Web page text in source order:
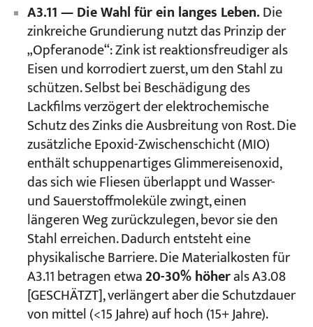
A3.11 — Die Wahl für ein langes Leben.Die
zinkreiche Grundierung nutzt das Prinzip der
„Opferanode“: Zink ist reaktionsfreudiger als
Eisen und korrodiert zuerst, um den Stahl zu
schützen. Selbst bei Beschädigung des
Lackfilms verzögert der elektrochemische
Schutz des Zinks die Ausbreitung von Rost. Die
zusätzliche Epoxid-Zwischenschicht (MIO)
enthält schuppenartiges Glimmereisenoxid,
das sich wie Fliesen überlappt und Wasser-
und Sauerstoffmoleküle zwingt, einen
längeren Weg zurückzulegen, bevor sie den
Stahl erreichen. Dadurch entsteht eine
physikalische Barriere. Die Materialkosten für
A3.11 betragen etwa20-30% höherals A3.08
[GESCHÄTZT], verlängert aber die Schutzdauer
von mittel (<15 Jahre) auf hoch (15+ Jahre).